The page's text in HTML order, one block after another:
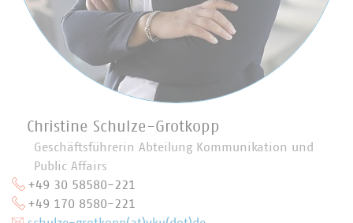
Christine Schulze-Grotkopp
Geschäftsführerin Abteilung Kommunikation und
Public Affairs
+49 30 58580-221
+49 170 8580-221